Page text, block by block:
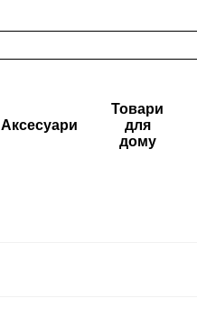
Аксесуари
Товари
для
дому